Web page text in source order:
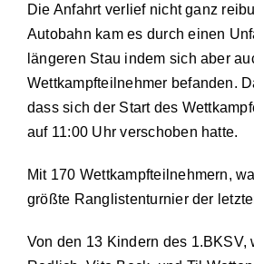
Die Anfahrt verlief nicht ganz
Autobahn kam es durch einen
längeren Stau indem sich aber
Wettkampfteilnehmer befanden.
dass sich der Start des
auf 11:00 Uhr verschoben hatte.
Mit 170 Wettkampfteilnehmern,
größte Ranglistenturnier der
Von den 13 Kindern des 1.BKSV,